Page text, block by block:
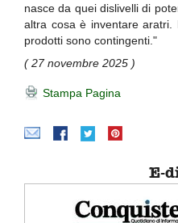
nasce da quei dislivelli di
altra cosa è inventare
prodotti sono contingenti."
( 27 novembre 2025 )
Stampa Pagina
E-